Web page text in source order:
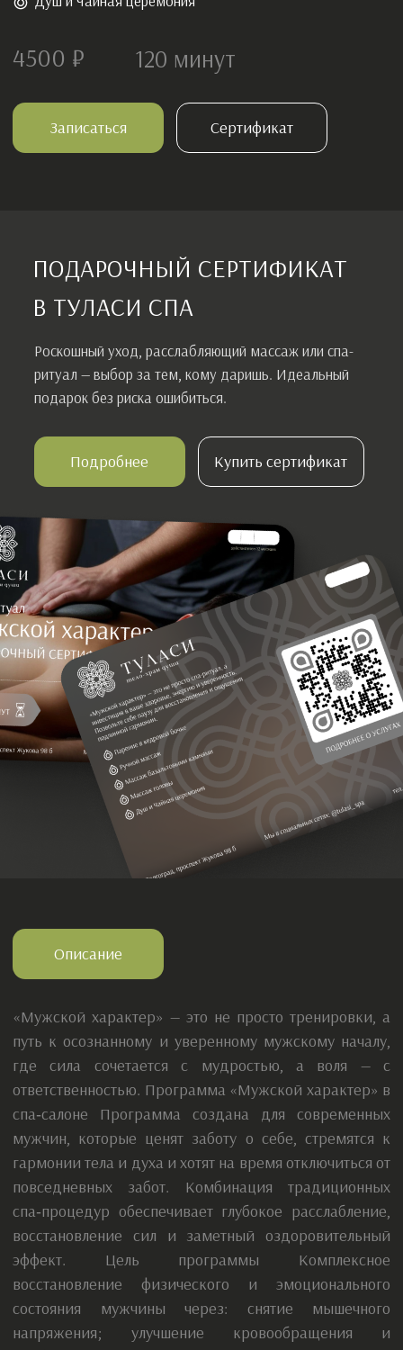
В ТУЛАСИ СПА
Подробнее Купить сертификат
ритуал — выбор за тем, кому даришь. Идеальный
«Мужской характер» — это не просто тренировки, а
путь к осознанному и уверенному мужскому началу,
где сила сочетается с мудростью, а воля — с
ответственностью. Программа «Мужской характер» в
спа‑салоне Программа создана для современных
мужчин, которые ценят заботу о себе, стремятся к
гармонии тела и духа и хотят на время отключиться от
повседневных забот. Комбинация традиционных
спа‑процедур обеспечивает глубокое расслабление,
восстановление сил и заметный оздоровительный
эффект. Цель программы Комплексное
восстановление физического и эмоционального
состояния мужчины через: снятие мышечного
напряжения; улучшение кровообращения и
лимфодренажа; детоксикацию организма;
релаксацию нервной системы; повышение общего
тонуса и жизненного ресурса.
1.Кедровая бочка 15 мин
2.Массаж ручной 50 мин
3.Массаж камнями 30 мин ( Горячий массаж
тепло. Эта техника нужна для глубокого расслабления,
проработки мышц, успокоения нервов,
восстановления сна, снятия симптомов усталости и
зажимов. Тепло от камней может проникать вглубь
до двух сантиметров. Такая процедура поможет
вернуть гармонию и улучшить эмоциональный фон.)
4.Массаж головы 10 мин
5.Душ и Чайная церемония 15 мин